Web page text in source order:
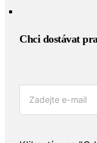
Chci dostávat